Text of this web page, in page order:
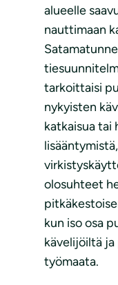
alueelle
nauttimaan
tarkoittaisi
nykyisten
katkaisua tai
olosuhteet
kun iso osa
kävelijöiltä
työmaata.